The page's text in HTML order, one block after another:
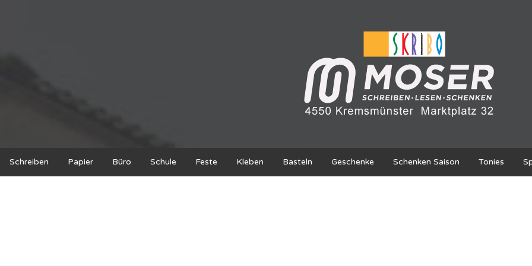
Schreiben Papier Büro Schule Feste Kleben Basteln Geschenke Schenken Saison Tonies